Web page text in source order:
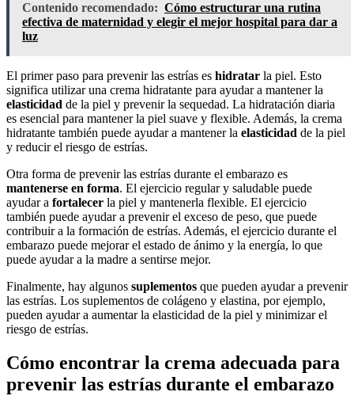
Contenido recomendado: Cómo estructurar una rutina
efectiva de maternidad y elegir el mejor hospital para dar a
luz
El primer paso para prevenir las estrías es hidratar la piel. Esto
significa utilizar una crema hidratante para ayudar a mantener la
elasticidad de la piel y prevenir la sequedad. La hidratación diaria
es esencial para mantener la piel suave y flexible. Además, la crema
hidratante también puede ayudar a mantener la elasticidad de la piel
y reducir el riesgo de estrías.
Otra forma de prevenir las estrías durante el embarazo es
mantenerse en forma. El ejercicio regular y saludable puede
ayudar a fortalecer la piel y mantenerla flexible. El ejercicio
también puede ayudar a prevenir el exceso de peso, que puede
contribuir a la formación de estrías. Además, el ejercicio durante el
embarazo puede mejorar el estado de ánimo y la energía, lo que
puede ayudar a la madre a sentirse mejor.
Finalmente, hay algunos suplementos que pueden ayudar a prevenir
las estrías. Los suplementos de colágeno y elastina, por ejemplo,
pueden ayudar a aumentar la elasticidad de la piel y minimizar el
riesgo de estrías.
Cómo encontrar la crema adecuada para
prevenir las estrías durante el embarazo